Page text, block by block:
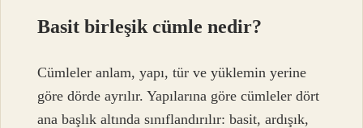
Basit birleşik cümle nedir?
Cümleler anlam, yapı, tür ve yüklemin yerine
göre dörde ayrılır. Yapılarına göre cümleler dört
ana başlık altında sınıflandırılır: basit, ardışık,